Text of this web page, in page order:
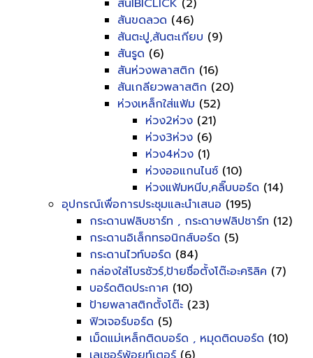
สันIBICLICK (2)
สันขดลวด (46)
สันตะปู,สันตะเกียบ (9)
สันรูด (6)
สันห่วงพลาสติก (16)
สันเกลียวพลาสติก (20)
ห่วงเหล็กใส่แฟ้ม (52)
ห่วง2ห่วง (21)
ห่วง3ห่วง (6)
ห่วง4ห่วง (1)
ห่วงออแกนไนซ์ (10)
ห่วงแฟ้มหนีบ,คลิ๊บบอร์ด (14)
อุปกรณ์เพื่อการประชุมและนำเสนอ (195)
กระดานฟลิบชาร์ท , กระดาษฟลิปชาร์ท (12)
กระดานอิเล็กทรอนิกส์บอร์ด (5)
กระดานไวท์บอร์ด (84)
กล่องใส่โบรชัวร์,ป้ายชื่อตั้งโต๊ะอะคริลิค (7)
บอร์ดติดประกาศ (10)
ป้ายพลาสติกตั้งโต๊ะ (23)
ฟิวเจอร์บอร์ด (5)
เม็ดแม่เหล็กติดบอร์ด , หมุดติดบอร์ด (10)